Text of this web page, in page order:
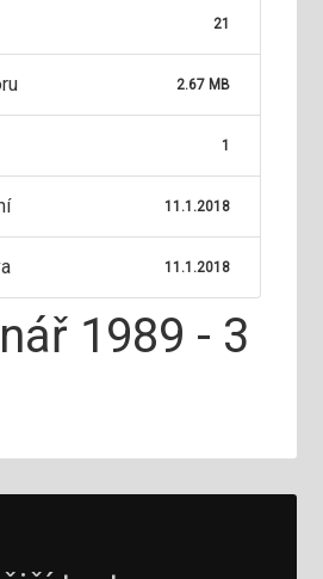
21
2.67 MB
1
11.1.2018
11.1.2018
1989 - 3